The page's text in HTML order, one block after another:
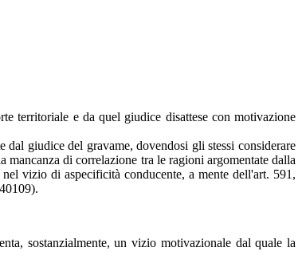
territoriale e da quel giudice disattese con motivazione
giudice del gravame, dovendosi gli stessi considerare
di correlazione tra le ragioni argomentate dalla
vizio di aspecificità conducente, a mente dell'art. 591,
sostanzialmente, un vizio motivazionale dal quale la